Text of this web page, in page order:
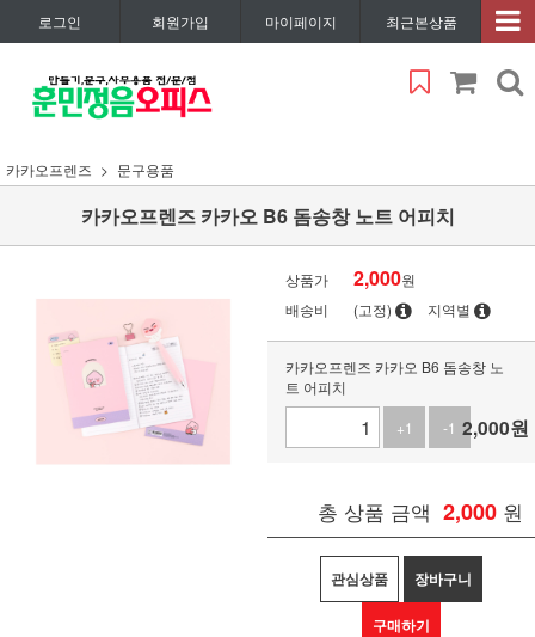
로그인 회원가입 마이페이지 최근본상품
카카오프렌즈 문구용품
카카오프렌즈 카카오 B6 돔송창 노트 어피치
상품가 2,000원
배송비
(고정) 지역별
카카오프렌즈 카카오 B6 돔송창 노
트 어피치
+1
-1 2,000원
총 상품 금액 2,000 원
관심상품 장바구니
구매하기